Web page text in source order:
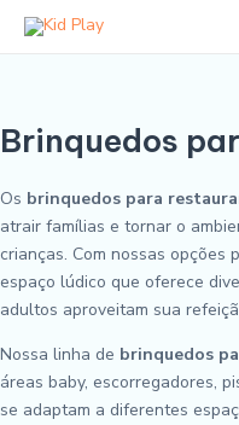
para
Brinquedos
Os brinquedos para
atrair famílias e tornar o
crianças. Com nossas opções
espaço lúdico que oferece
adultos aproveitam sua
Nossa linha de brinquedos
áreas baby, escorregadores,
se adaptam a diferentes